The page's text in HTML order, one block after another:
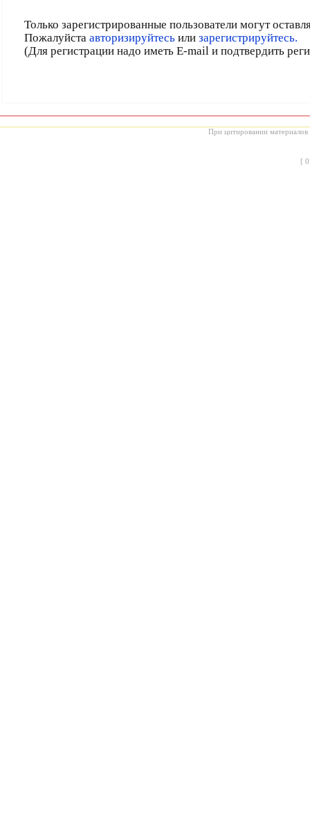
Только зарегистрированные пользователи могут
Пожалуйста авторизируйтесьили зарегистрируйтесь.
(Для регистрации надо иметь E-mail и подтвердить
При цитировании материалов
[